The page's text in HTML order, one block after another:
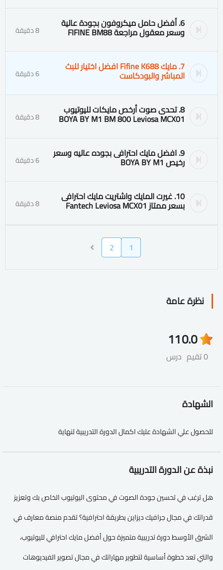
6. أفضل حامل ميكروفون بجودة عالية
وسعر معقول مراجعة FIFINE BM88 8 دقيقة
7. مايك Fifine K688 افضل اختيار للبث
المباشر والبودكاست 6 دقيقة
8. تحدى صوت أرخص مايكات لليوتيوب
BOYA BY M1 BM 800 Leviosa MCX01 8 دقيقة
9. افضل مايك احترافى بجوده عاليه وسعر
رخيص BOYA BY M1 6 دقيقة
10. غيرت المايك واشتريت مايك احترافى
بسعر ممتاز Fantech Leviosa MCX01 8 دقيقة
1
2
نظرة عامة
0.0
0 تقيم
11
درس
الشهادة
للحصول علي الشهادة عليك اكمال الدورة التدريبية لنهاية
نبذة عن الدورة التدريبية
هل ترغب في تحسين جودة الصوت في محتوى اليوتيوب الخاص بك وتعزيز
قدراتك في مجال جرافيك ديزاين بطريقة احترافية؟ تقدم منصة معارف في
الشرق الأوسط دورة تدريبية متميزة حول أفضل مايك احترافي لليوتيوب،
والتي تعد خطوة أساسية لتطوير مهاراتك في مجال تصوير الفيديوهات